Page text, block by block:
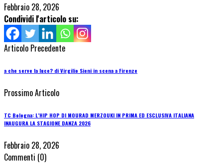
Febbraio 28, 2026
Condividi l'articolo su:
Articolo Precedente
a che serve la luce? di Virgilio Sieni in scena a Firenze
Prossimo Articolo
TC Bologna: L’HIP HOP DI MOURAD MERZOUKI IN PRIMA ED ESCLUSIVA ITALIANA
INAUGURA LA STAGIONE DANZA 2026
Febbraio 28, 2026
Commenti (0)